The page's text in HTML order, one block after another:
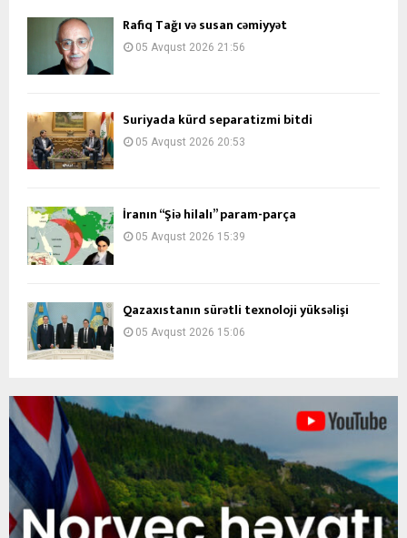
Rafiq Tağı və susan cəmiyyət
05 Avqust 2026 21:56
Suriyada kürd separatizmi bitdi
05 Avqust 2026 20:53
İranın “Şiə hilalı” param-parça
05 Avqust 2026 15:39
Qazaxıstanın sürətli texnoloji yüksəlişi
05 Avqust 2026 15:06